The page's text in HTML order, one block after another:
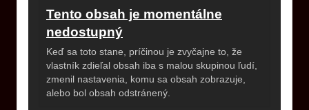
Tento obsah je momentálne
nedostupný
Keď sa toto stane, príčinou je zvyčajne to, že
vlastník zdieľal obsah iba s malou skupinou ľudí,
zmenil nastavenia, komu sa obsah zobrazuje,
alebo bol obsah odstránený.